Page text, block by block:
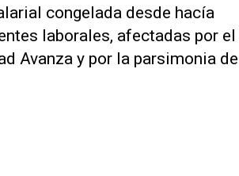
congelada desde hacía
laborales, afectadas por el
Avanza y por la parsimonia de